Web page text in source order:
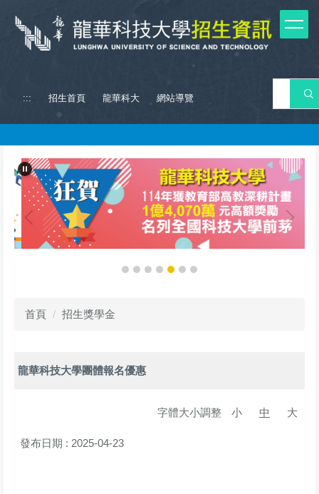
到
::: 招生首頁 龍華科大 網站導覽 搜 尋
首頁 招生獎學金
龍華科技大學團體報名優惠
字體大小調整 小 中 大
發布日期 : 2025-04-23